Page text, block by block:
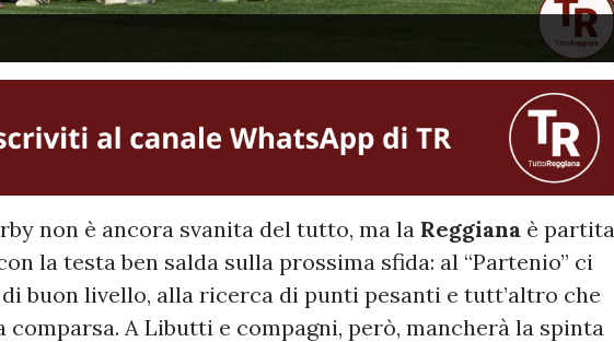
non è ancora svanita del tutto, ma la Reggiana è partita
la testa ben salda sulla prossima sfida: al “Partenio” ci
di buon livello, alla ricerca di punti pesanti e tutt’altro che
comparsa. A Libutti e compagni, però, mancherà la spinta